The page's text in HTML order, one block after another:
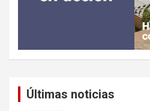
Últimas noticias